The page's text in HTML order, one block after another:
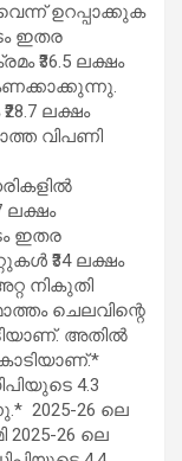
ഉറപ്പാക്കുക
ഇതര
₹36.5 ലക്ഷം
ലക്ഷം
വിപണി
ലക്ഷം
ഇതര
₹34 ലക്ഷം
​​നികുതി
ചെലവിന്റെ
അതിൽ
4.3
2025-26 ലെ
26 ലെ